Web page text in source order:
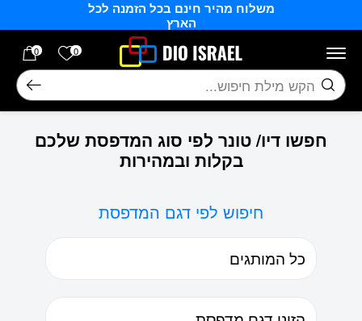
משלוח מהיר חינם בכל הזמנה לכל
הארץ
0 הרשימה
0
חיפוש
חפשו דיו/ טונר לפי סוג המדפסת שלכם
בקלות ובמהירות
חיפוש לפי דגם המדפסת